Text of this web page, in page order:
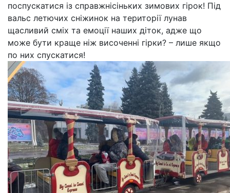
поспускатися із справжнісіньких зимових гірок! Під
вальс летючих сніжинок на території лунав
щасливий сміх та емоції наших діток, адже що
може бути краще ніж височенні гірки? – лише якщо
по них спускатися!